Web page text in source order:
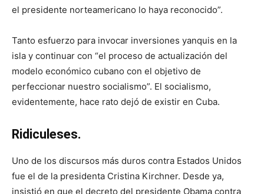
el presidente norteamericano lo haya reconocido”.
Tanto esfuerzo para invocar inversiones yanquis en la
isla y continuar con “el proceso de actualización del
modelo económico cubano con el objetivo de
perfeccionar nuestro socialismo”. El socialismo,
evidentemente, hace rato dejó de existir en Cuba.
Ridiculeses.
Uno de los discursos más duros contra Estados Unidos
fue el de la presidenta Cristina Kirchner. Desde ya,
insistió en que el decreto del presidente Obama contra